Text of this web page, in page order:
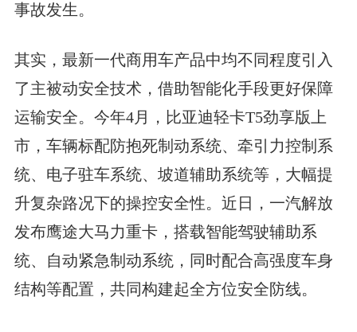
事故发生。
其实，最新一代商用车产品中均不同程度引入
了主被动安全技术，借助智能化手段更好保障
运输安全。今年4月，比亚迪轻卡T5劲享版上
市，车辆标配防抱死制动系统、牵引力控制系
统、电子驻车系统、坡道辅助系统等，大幅提
升复杂路况下的操控安全性。近日，一汽解放
发布鹰途大马力重卡，搭载智能驾驶辅助系
统、自动紧急制动系统，同时配合高强度车身
结构等配置，共同构建起全方位安全防线。